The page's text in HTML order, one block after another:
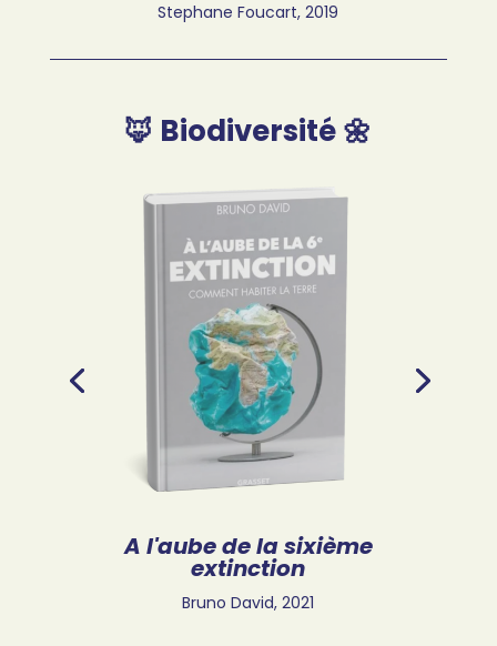
Stephane Foucart,2019
🦊 Biodiversité 🌼
A l'aube de la sixième
extinction
Bruno David,2021